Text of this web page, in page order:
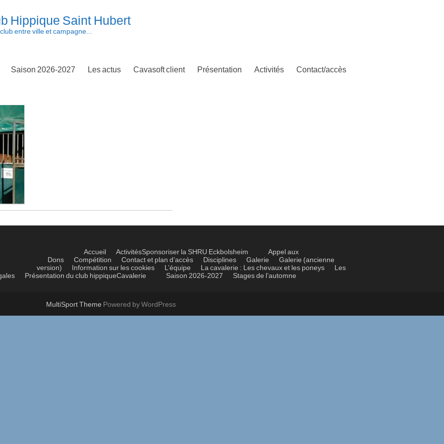
Hippique Saint Hubert
entre ville et campagne...
Saison 2026-2027 Les actus Cavasoft client Présentation Activités Contact/accès
Accueil ActivitésSponsoriser la SHRU Eckbolsheim
Appel aux
Dons
Compétition Contact et plan d’accès Disciplines Galerie
Galerie (ancienne
version)
Information sur les cookies L’équipe La cavalerie : Les chevaux et les poneys
Les
Présentation du club hippiqueCavalerie Saison 2026-2027 Stages de l’automne
MultiSport Theme Powered by WordPress